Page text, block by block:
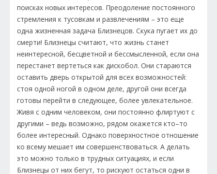
поисках новых интересов. Преодоление постоянного
стремления к тусовкам и развлечениям – это еще
одна жизненная задача Близнецов. Скука пугает их до
смерти! Близнецы считают, что жизнь станет
неинтересной, бесцветной и бессмысленной, если она
перестанет вертеться как дискобол. Они стараются
оставить дверь открытой для всех возможностей:
стоя одной ногой в одном деле, другой они всегда
готовы перейти в следующее, более увлекательное.
Живя с одним человеком, они постоянно флиртуют с
другими – ведь возможно, рядом окажется кто–то
более интересный. Однако поверхностное отношение
ко всему мешает им совершенствоваться. А делать
это можно только в трудных ситуациях, и если
Близнецы от них бегут, то рискуют остаться одни в